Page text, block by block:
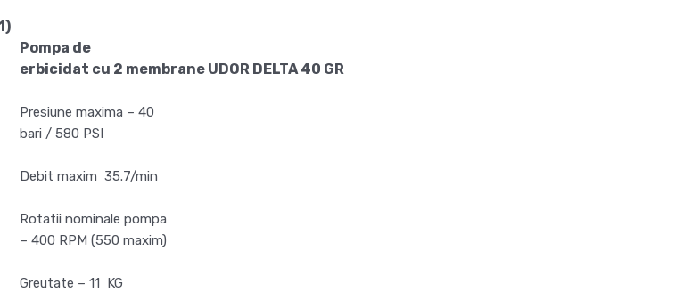
Pompa de
erbicidat cu 2 membrane UDOR DELTA 40 GR
Presiune maxima – 40
bari / 580 PSI
Debit maxim 35.7/min
Rotatii nominale pompa
– 400 RPM (550 maxim)
Greutate – 11 KG